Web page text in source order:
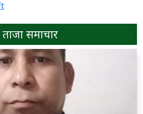
ताजा समाचार